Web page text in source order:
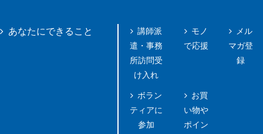
あなたにできること
講師派
遣・事務
所訪問受
け入れ
ボラン
ティアに
参加
モノ
で応援
お買
い物や
ポイン
メル
マガ登
録